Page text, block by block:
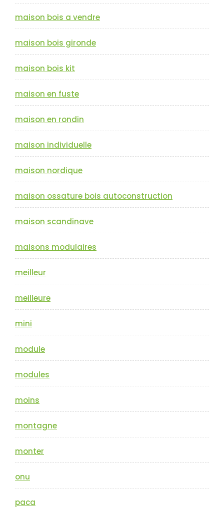
maison bois a vendre
maison bois gironde
maison bois kit
maison en fuste
maison en rondin
maison individuelle
maison nordique
maison ossature bois autoconstruction
maison scandinave
maisons modulaires
meilleur
meilleure
mini
module
modules
moins
montagne
monter
onu
paca